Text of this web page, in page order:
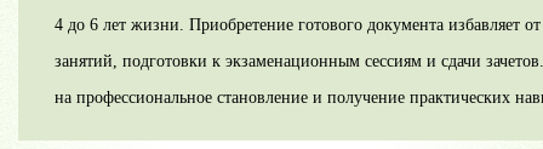
4 до 6 лет жизни. Приобретение готового документа избавляет
занятий, подготовки к экзаменационным сессиям и сдачи
на профессиональное становление и получение практических